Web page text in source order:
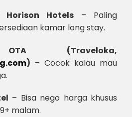
Horison Hotels – Paling
kamar long stay.
(Traveloka,
) – Cocok kalau mau
– Bisa nego harga khusus
malam.